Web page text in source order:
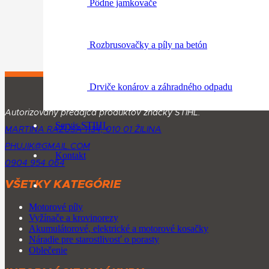
Pôdne jamkovače
Rozbrusovačky a píly na betón
Drviče konárov a záhradného odpadu
Servis STIHL
Kontakt
Autorizovaný predajca produktov značky STIHL.
MARTINA RÁZUSA 1134, 010 01 ŽILINA
PHUJIK@GMAIL.COM
0904 954 064
VŠETKY KATEGÓRIE
Motorové píly
Vyžínače a krovinorezy
Akumulátorové, elektrické a motorové kosačky
Náradie pre starostlivosť o porasty
Oblečenie